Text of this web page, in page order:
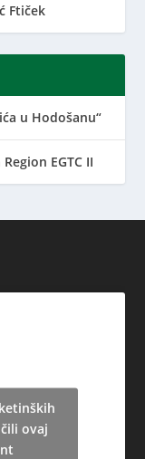
Ftiček
u Hodošanu“
EGTC II
ovaj